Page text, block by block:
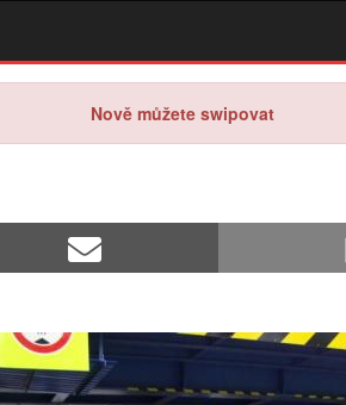
Nově můžete swipovat